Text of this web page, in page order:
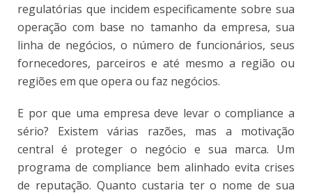
regulatórias que incidem especificamente sobre sua
operação com base no tamanho da empresa, sua
linha de negócios, o número de funcionários, seus
fornecedores, parceiros e até mesmo a região ou
regiões em que opera ou faz negócios.
E por que uma empresa deve levar o compliance a
sério? Existem várias razões, mas a motivação
central é proteger o negócio e sua marca. Um
programa de compliance bem alinhado evita crises
de reputação. Quanto custaria ter o nome de sua